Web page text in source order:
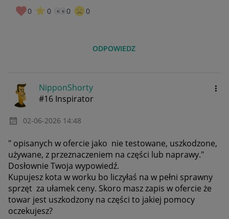
0 0 0 0
ODPOWIEDZ
NipponShorty
#16 Inspirator
‎02-06-2026 14:48
" opisanych w ofercie jako nie testowane, uszkodzone,
używane, z przeznaczeniem na części lub naprawy."
Dosłownie Twoja wypowiedź.
Kupujesz kota w worku bo liczyłaś na w pełni sprawny
sprzęt za ułamek ceny. Skoro masz zapis w ofercie że
towar jest uszkodzony na części to jakiej pomocy
oczekujesz?